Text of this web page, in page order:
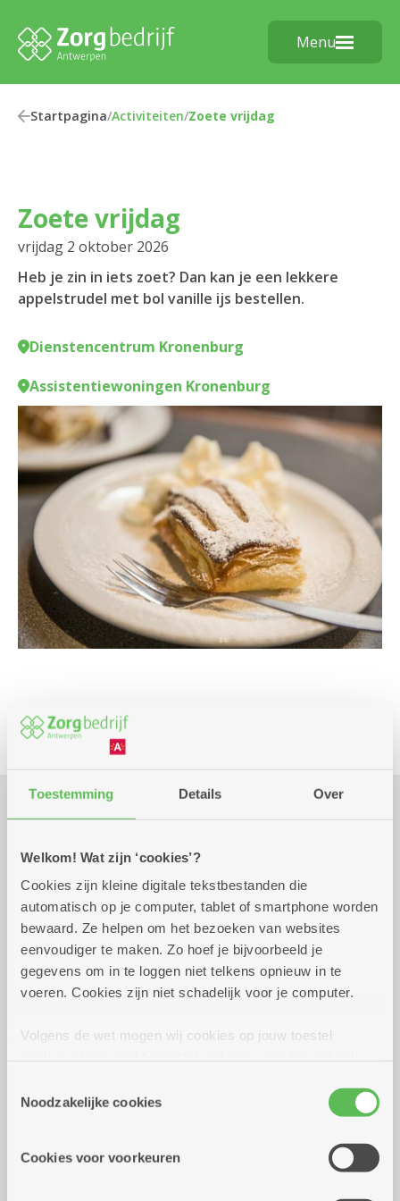
Toestemming Details Over
Welkom! Wat zijn ‘cookies’?
Cookies zijn kleine digitale tekstbestanden die
automatisch op je computer, tablet of smartphone worden
bewaard. Ze helpen om het bezoeken van websites
eenvoudiger te maken. Zo hoef je bijvoorbeeld je
gegevens om in te loggen niet telkens opnieuw in te
voeren. Cookies zijn niet schadelijk voor je computer.
Volgens de wet mogen wij cookies op jouw toestel
cookies hebben we jouw toestemming nodig. Sommige
cookies worden geplaatst door derde partijen die een
informatie over jouw (geanonimiseerd) gebruik van onze
Noodzakelijke cookies
Cookies voor voorkeuren
Menu
Startpagina/Activiteiten/Zoete vrijdag
Zoete vrijdag
vrijdag 2 oktober 2026
Heb je zin in iets zoet? Dan kan je een lekkere
appelstrudel met bol vanille ijs bestellen.
Dienstencentrum Kronenburg
Assistentiewoningen Kronenburg
Culinair
vrijdag 2 oktober 202614.00 uur tot 16.00 uur
4 euro voor appelstrudel met bol vanille ijs
Dienstencentrum Kronenburg
Van Duyststraat 192
Assistentiewoningen Kronenburg